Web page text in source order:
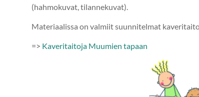
(hahmokuvat, tilannekuvat).
Materiaalissa on valmiit suunnitelmat
=> Kaveritaitoja Muumien tapaan